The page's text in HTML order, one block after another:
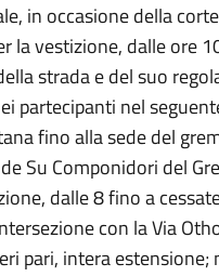
in occasione della
la vestizione, dalle ore
strada e del suo
partecipanti nel
fino alla sede del
Su Componidori del
dalle 8 fino a
con la Via
pari, intera estensione;